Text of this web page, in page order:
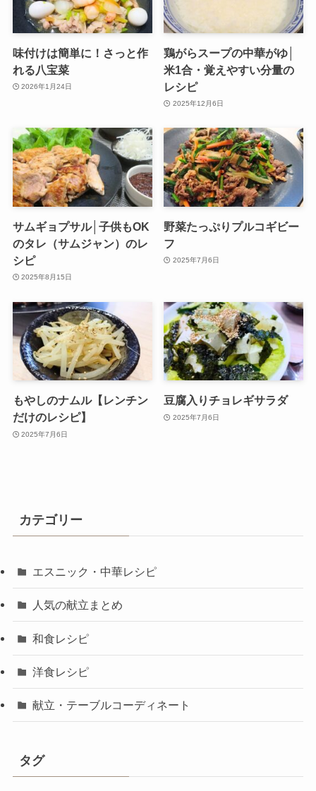
味付けは簡単に！さっと作
れる八宝菜
2026年1月24日
鶏がらスープの中華がゆ│
米1合・覚えやすい分量の
レシピ
2025年12月6日
サムギョプサル│子供もOK
のタレ（サムジャン）のレ
シピ
2025年8月15日
野菜たっぷりプルコギビー
フ
2025年7月6日
もやしのナムル【レンチン
だけのレシピ】
2025年7月6日
豆腐入りチョレギサラダ
2025年7月6日
カテゴリー
エスニック・中華レシピ
人気の献立まとめ
和食レシピ
洋食レシピ
献立・テーブルコーディネート
タグ